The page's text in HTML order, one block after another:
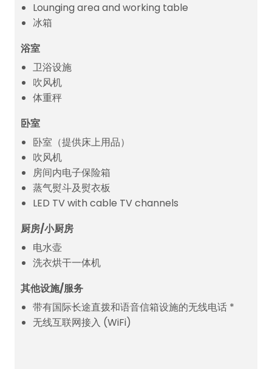
Lounging area and working table
冰箱
浴室
卫浴设施
吹风机
体重秤
卧室
卧室（提供床上用品）
吹风机
房间内电子保险箱
蒸气熨斗及熨衣板
LED TV with cable TV channels
厨房/小厨房
电水壶
洗衣烘干一体机
其他设施/服务
带有国际长途直拨和语音信箱设施的无线电话 *
无线互联网接入 (WiFi)